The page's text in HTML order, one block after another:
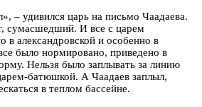
– удивился царь на письмо Чаадаева.
сумасшедший. И все с царем
в александровской и особенно в
было нормировано, приведено в
Нельзя было заплывать за линию
батюшкой. А Чаадаев заплыл,
в теплом бассейне.